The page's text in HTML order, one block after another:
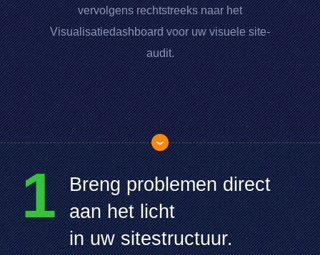
vervolgens rechtstreeks naar het
Visualisatiedashboard voor uw visuele site-
audit.
1 Breng problemen direct
aan het licht
in uw sitestructuur.